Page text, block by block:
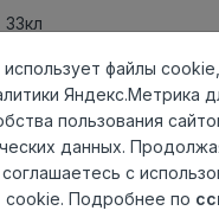
33кл
8мм
1292×246мм
до +27 градусов
4V
Clic It
файлы
Яндекс.Метрика
пользования
данных.
с
cookie. Подробнее по